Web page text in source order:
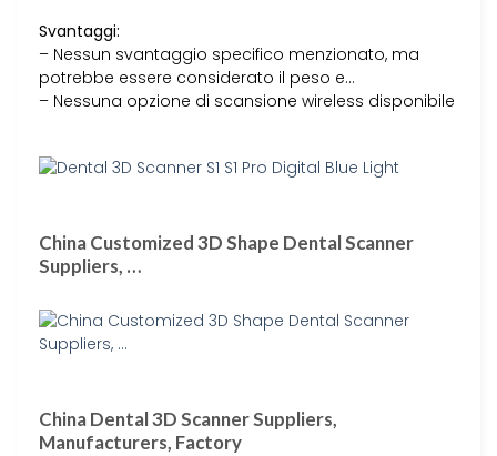
Svantaggi:
– Nessun svantaggio specifico menzionato, ma
potrebbe essere considerato il peso e…
– Nessuna opzione di scansione wireless disponibile
China Customized 3D Shape Dental Scanner
Suppliers, …
China Dental 3D Scanner Suppliers,
Manufacturers, Factory